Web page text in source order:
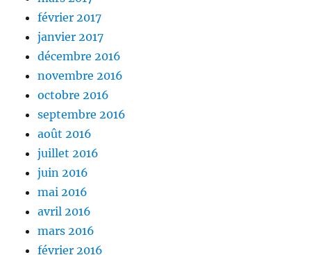
février 2017
janvier 2017
décembre 2016
novembre 2016
octobre 2016
septembre 2016
août 2016
juillet 2016
juin 2016
mai 2016
avril 2016
mars 2016
février 2016